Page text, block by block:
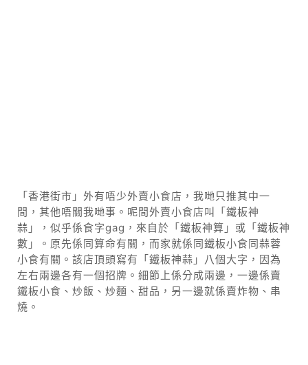
「香港街市」外有唔少外賣小食店，我哋只推其中一
間，其他唔關我哋事。呢間外賣小食店叫「鐵板神
蒜」，似乎係食字gag，來自於「鐵板神算」或「鐵板神
數」。原先係同算命有關，而家就係同鐵板小食同蒜蓉
小食有關。該店頂頭寫有「鐵板神蒜」八個大字，因為
左右兩邊各有一個招牌。細節上係分成兩邊，一邊係賣
鐵板小食、炒飯、炒麵、甜品，另一邊就係賣炸物、串
燒。